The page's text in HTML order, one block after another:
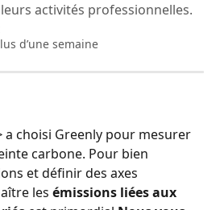
activités professionnelles.
d’une semaine
a choisi Greenly pour mesurer
carbone. Pour bien
et définir des axes
les émissions liées aux